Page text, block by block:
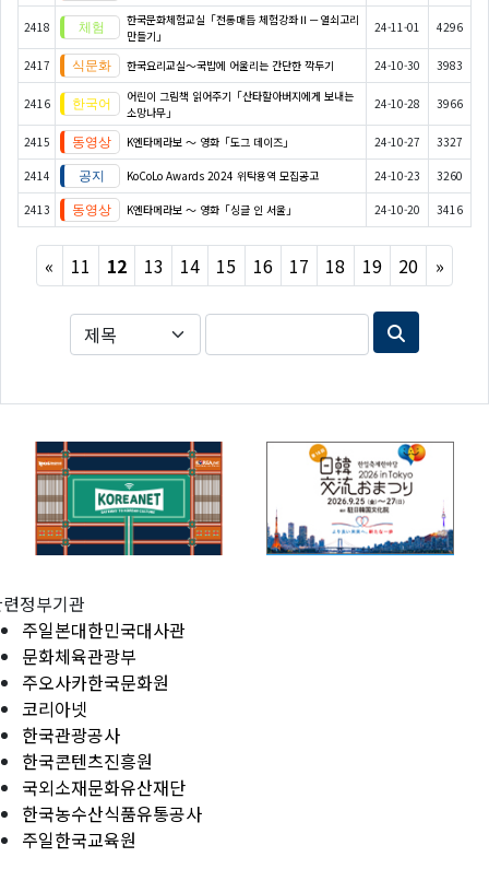
2418
한국문화체험교실「전통매듭 체험강좌Ⅱ－열쇠고리
만들기」
24-11-01 4296
2417 한국요리교실〜국밥에 어울리는 간단한 깍두기 24-10-30 3983
2416
어린이 그림책 읽어주기「산타할아버지에게 보내는
소망나무」
24-10-28 3966
2415 K엔타메라보 ～ 영화「도그 데이즈」 24-10-27 3327
2414 KoCoLo Awards 2024 위탁용역 모집공고 24-10-23 3260
2413 K엔타메라보 ～ 영화「싱글 인 서울」 24-10-20 3416
« Previous
11 12 13 14 15 16 17 18 19 20 »Next
정부기관
주일본대한민국대사관
문화체육관광부
주오사카한국문화원
코리아넷
한국관광공사
한국콘텐츠진흥원
국외소재문화유산재단
한국농수산식품유통공사
주일한국교육원